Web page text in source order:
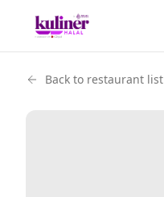
Back to restaurant list